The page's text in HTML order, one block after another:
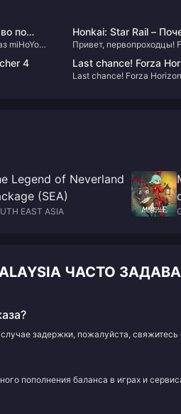
по
miHoYo
и
и Е
Honkai: Star Rail –
персонажей с
производством или
Привет, первопроходцы!
выпущено новых 4-
4
Last chance! Forza
shelves
Last chance! Forza
Legend of Neverland
(SEA)
EAST ASIA
MALAYSIA ЧАСТО
задержки, пожалуйста,
пополнения баланса в играх и